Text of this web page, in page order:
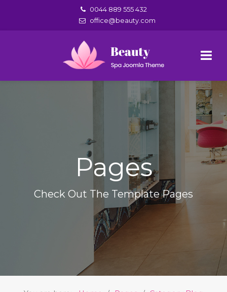
0044 889 555 432
office@beauty.com
Pages
Check Out The Template Pages